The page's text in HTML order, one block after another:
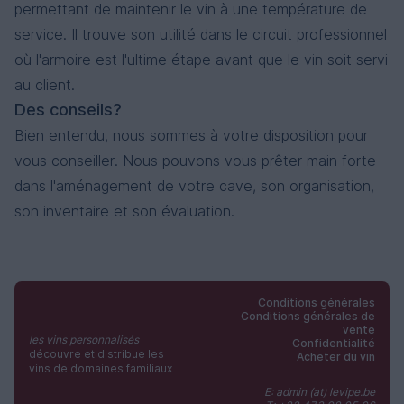
permettant de maintenir le vin à une température de
service. Il trouve son utilité dans le circuit professionnel
où l'armoire est l'ultime étape avant que le vin soit servi
au client.
Des conseils?
Bien entendu, nous sommes à votre disposition pour
vous conseiller. Nous pouvons vous prêter main forte
dans l'aménagement de votre cave, son organisation,
son inventaire et son évaluation.
les vins personnalisés
découvre et distribue les
vins de domaines familiaux
Conditions générales
Conditions générales de
vente
Confidentialité
Acheter du vin
E: admin (at) levipe.be